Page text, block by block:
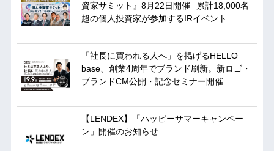
資家サミット』8月22日開催─累計18,000名
超の個人投資家が参加するIRイベント
「社長に買われる人へ」を掲げるHELLO
base、創業4周年でブランド刷新。新ロゴ・
ブランドCM公開・記念セミナー開催
【LENDEX】「ハッピーサマーキャンペー
ン」開催のお知らせ